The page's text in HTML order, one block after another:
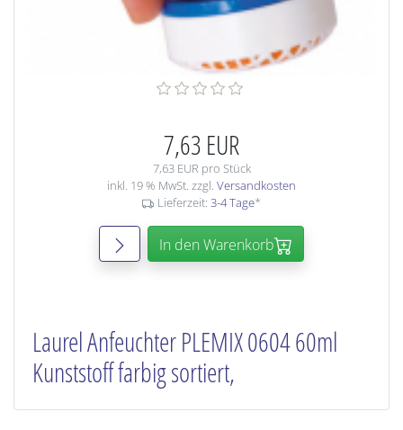
7,63 EUR
7,63 EUR pro Stück
inkl. 19 % MwSt. zzgl. Versandkosten
Lieferzeit: 3-4 Tage*
In den Warenkorb
Laurel Anfeuchter PLEMIX 0604 60ml
Kunststoff farbig sortiert,